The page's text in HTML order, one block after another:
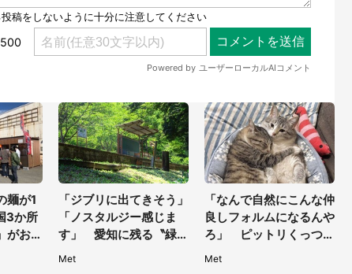
麺が1
3か所
がお得
「ジブリに出てきそう」
「ノスタルジー感じま
す」 愛知に残る〝緑の
Met
「なんで自然にこんな仲
良しフォルムになるんや
ろ」 ピットリくっつく
Met